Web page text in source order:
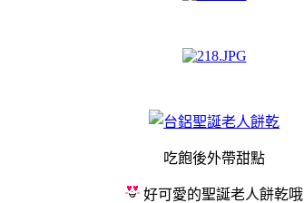
吃飽後外帶甜點
好可愛的聖誕老人餅乾哦